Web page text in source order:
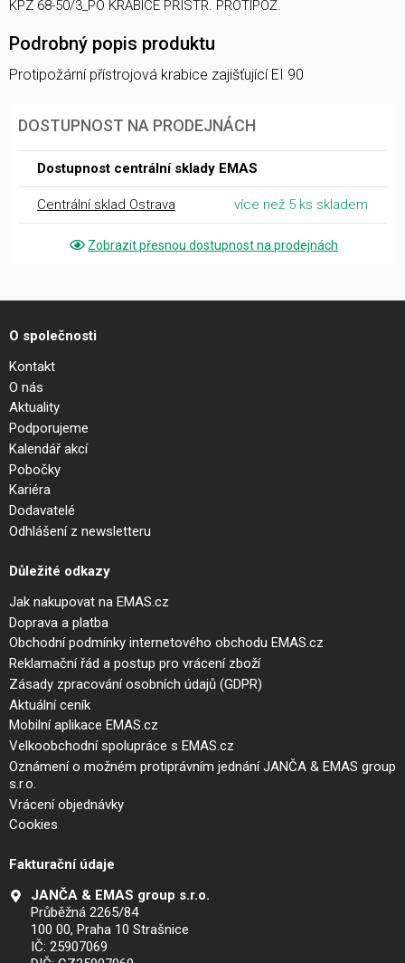
KPZ 68-50/3_PO KRABICE PŘÍSTR. PROTIPOŽ.
Podrobný popis produktu
Protipožární přístrojová krabice zajišťující EI 90
DOSTUPNOST NA PRODEJNÁCH
Dostupnost centrální sklady EMAS
Centrální sklad Ostrava více než 5 ks skladem
Zobrazit přesnou dostupnost na prodejnách
O společnosti
Kontakt
O nás
Aktuality
Podporujeme
Kalendář akcí
Pobočky
Kariéra
Dodavatelé
Odhlášení z newsletteru
Důležité odkazy
Jak nakupovat na EMAS.cz
Doprava a platba
Obchodní podmínky internetového obchodu EMAS.cz
Reklamační řád a postup pro vrácení zboží
Zásady zpracování osobních údajů (GDPR)
Aktuální ceník
Mobilní aplikace EMAS.cz
Velkoobchodní spolupráce s EMAS.cz
Oznámení o možném protiprávním jednání JANČA & EMAS group
s.r.o.
Vrácení objednávky
Cookies
Fakturační údaje
JANČA & EMAS group s.r.o.
Průběžná 2265/84
100 00, Praha 10 Strašnice
IČ: 25907069